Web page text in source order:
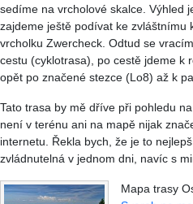
sedíme na vrcholové skalce. Výhled
zajdeme ještě podívat ke zvláštnímu
vrcholku Zwercheck. Odtud se
cestu (cyklotrasa), po cestě jdeme k
opět po značené stezce (Lo8) až k
Tato trasa by mě dříve při pohledu
není v terénu ani na mapě nijak
internetu. Řekla bych, že je to
zvládnutelná v jednom dni, navíc s
Mapa trasy